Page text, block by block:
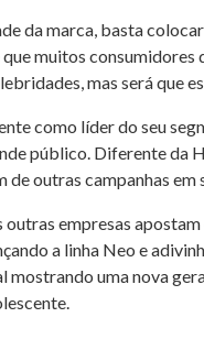
da marca, basta
que muitos
mas será que
como líder do seu
público. Diferente da
outras campanhas em
empresas
a linha Neo e
uma nova